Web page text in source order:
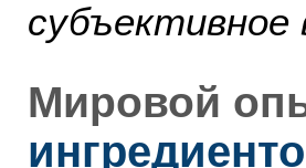
субъективное
Мировой